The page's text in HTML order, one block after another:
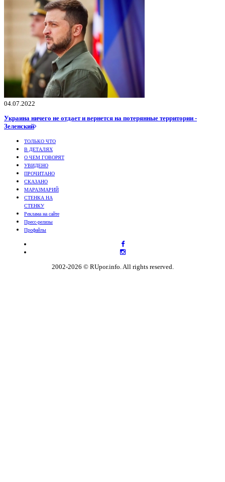
04.07.2022
Украина ничего не отдает и вернется на потерянные территории -
Зеленский
ТОЛЬКО ЧТО
В ДЕТАЛЯХ
О ЧЕМ ГОВОРЯТ
УВИДЕНО
ПРОЧИТАНО
СКАЗАНО
МАРАЗМАРИЙ
СТЕНКА НА
СТЕНКУ
Реклама на сайте
Пресс-релизы
Профайлы
2002-2026 © RUpor.info. All rights reserved.